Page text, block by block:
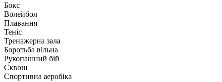
Бокс
Волейбол
Плавання
Теніс
Тренажерна зала
Боротьба вільна
Рукопашний бій
Сквош
Спортивна аеробіка